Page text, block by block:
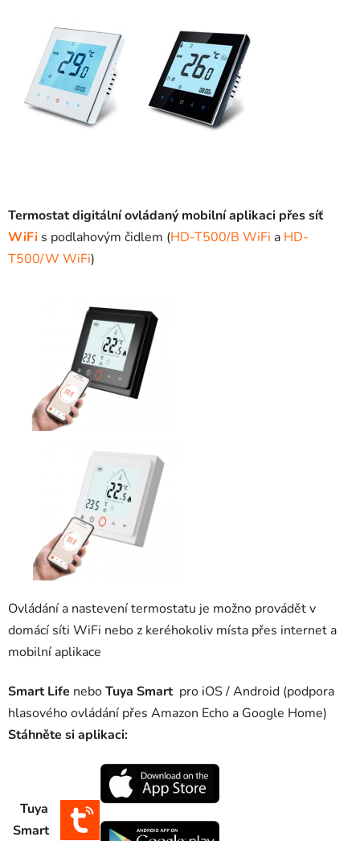
Termostat digitální ovládaný mobilní aplikaci přes síť
WiFi s podlahovým čidlem (HD-T500/B WiFi a HD-
T500/W WiFi)
Ovládání a nastevení termostatu je možno provádět v
domácí síti WiFi nebo z keréhokoliv místa přes internet a
mobilní aplikace
Smart Life neboTuya Smartpro iOS / Android (podpora
hlasového ovládání přes Amazon Echo a Google Home)
Stáhněte si aplikaci:
Tuya
Smart